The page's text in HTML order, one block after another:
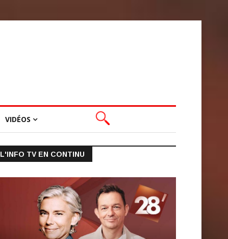
VIDÉOS
L'INFO TV EN CONTINU